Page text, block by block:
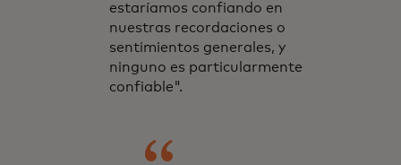
estaríamos confiando en
nuestras recordaciones o
sentimientos generales, y
ninguno es particularmente
confiable".